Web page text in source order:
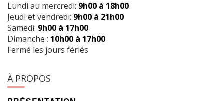
Lundi au mercredi: 9h00 à 18h00
Jeudi et vendredi: 9h00 à 21h00
Samedi: 9h00 à 17h00
Dimanche : 10h00 à 17h00
Fermé les jours fériés
À PROPOS